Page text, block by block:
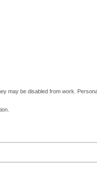
may be disabled from work.